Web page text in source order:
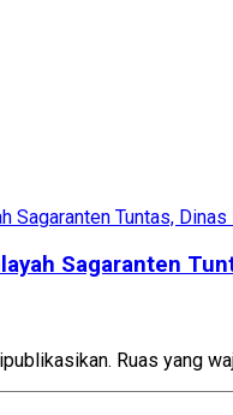
Sagaranten
Ruas yang